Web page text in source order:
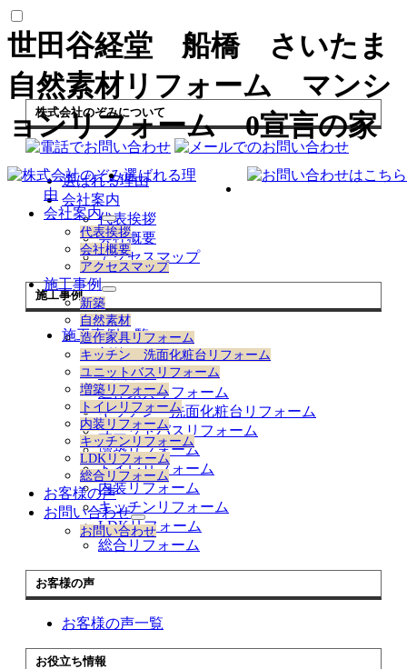
世田谷経堂 船橋 さいたま
自然素材リフォーム マンシ
ョンリフォーム 0宣言の家
選ばれる理
由
会社案内
サ
ブ
メ
ニ
ュ
ー
を
展
開
代表挨拶
会社概要
アクセスマップ
施工事例
サ
ブ
メ
ニ
ュ
ー
を
展
開
新築
自然素材
造作家具リフォーム
キッチン 洗面化粧台リフォーム
ユニットバスリフォーム
増築リフォーム
トイレリフォーム
内装リフォーム
キッチンリフォーム
LDKリフォーム
総合リフォーム
お客様の声
お問い合わせ
サ
ブ
ニ
を
お問い合わせ
株式会社のぞみについて
選ばれる理由
会社案内
代表挨拶
会社概要
アクセスマップ
施工事例
施工事例一覧
新築
自然素材
造作家具リフォーム
キッチン 洗面化粧台リフォーム
ユニットバスリフォーム
増築リフォーム
トイレリフォーム
内装リフォーム
キッチンリフォーム
LDKリフォーム
総合リフォーム
お客様の声
お客様の声一覧
お役立ち情報